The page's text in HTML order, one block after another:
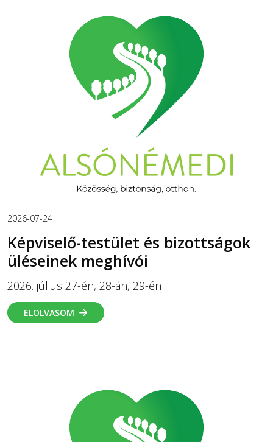
2026-07-24
Képviselő-testület és bizottságok
üléseinek meghívói
2026. július 27-én, 28-án, 29-én
ELOLVASOM